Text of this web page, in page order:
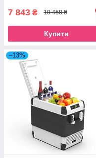
7 843 ₴ 10 458 ₴
Купити
–13%